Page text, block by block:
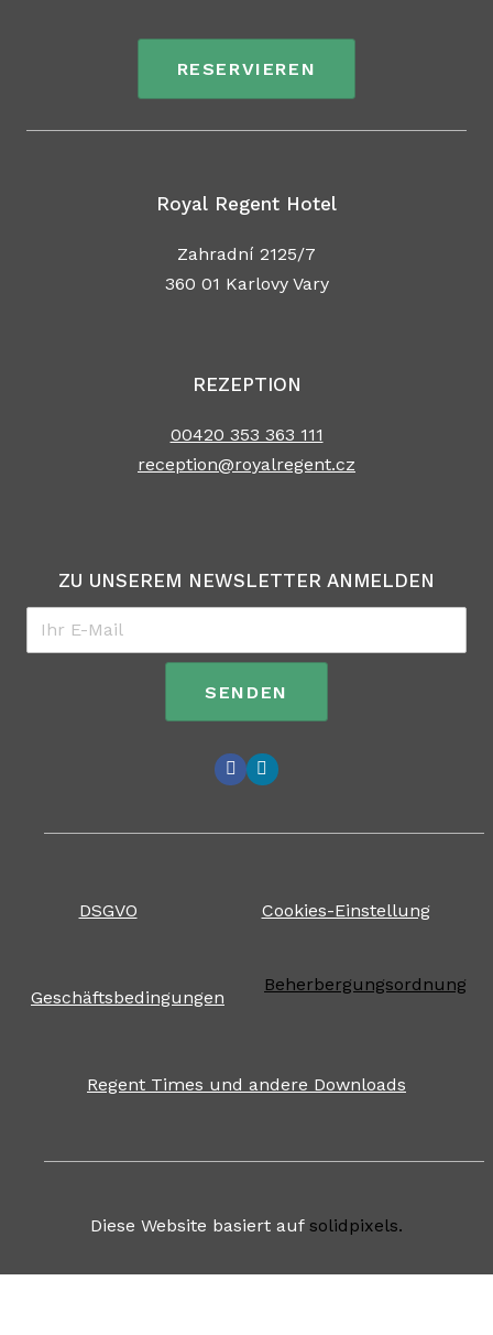
RESERVIEREN
Royal Regent Hotel
Zahradní 2125/7
360 01 Karlovy Vary
REZEPTION
00420 353 363 111
reception@royalregent.cz
ZU UNSEREM NEWSLETTER ANMELDEN
Email *
SENDEN
DSGVO Cookies-Einstellung
Geschäftsbedingungen
Beherbergungsordnung
Regent Times und andere Downloads
Diese Website basiert auf solidpixels.